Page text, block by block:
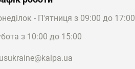
виріб із колекції Lure.
- П'ятниця з 09:00 до 17:00
з 10:00 до 15:00